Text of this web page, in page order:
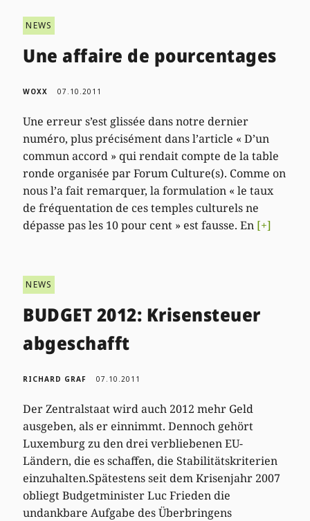
NEWS
Une affaire de pourcentages
WOXX 07.10.2011
Une erreur s’est glissée dans notre dernier
numéro, plus précisément dans l’article « D’un
commun accord » qui rendait compte de la table
ronde organisée par Forum Culture(s). Comme on
nous l’a fait remarquer, la formulation « le taux
de fréquentation de ces temples culturels ne
dépasse pas les 10 pour cent » est fausse. En [+]
NEWS
BUDGET 2012: Krisensteuer
abgeschafft
RICHARD GRAF 07.10.2011
Der Zentralstaat wird auch 2012 mehr Geld
ausgeben, als er einnimmt. Dennoch gehört
Luxemburg zu den drei verbliebenen EU-
Ländern, die es schaffen, die Stabilitätskriterien
einzuhalten.Spätestens seit dem Krisenjahr 2007
obliegt Budgetminister Luc Frieden die
undankbare Aufgabe des Überbringens